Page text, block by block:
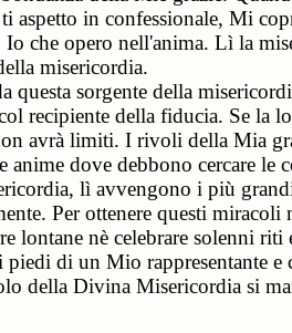
ti aspetto in confessionale, Mi
Io che opero nell'anima. Lì la
misericordia.
questa sorgente della
recipiente della fiducia. Se la
avrà limiti. I rivoli della Mia
dove debbono cercare le
lì avvengono i più
Per ottenere questi miracoli
lontane nè celebrare solenni riti
piedi di un Mio rappresentante e
della Divina Misericordia si